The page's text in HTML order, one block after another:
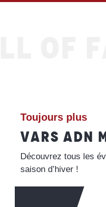
Toujours plus
VARS ADN
Découvrez tous les
saison d’hiver !